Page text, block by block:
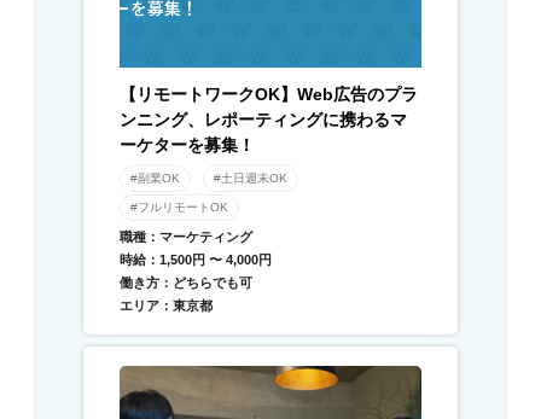
【リモートワークOK】Web広告のプラ
ンニング、レポーティングに携わるマ
ーケターを募集！
#副業OK #土日週末OK
#フルリモートOK
職種：マーケティング
時給：1,500円 〜 4,000円
働き方：どちらでも可
エリア：東京都